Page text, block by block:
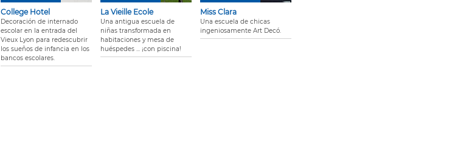
College Hotel
Decoración de internado
escolar en la entrada del
Vieux Lyon para redescubrir
los sueños de infancia en los
bancos escolares.
La Vieille Ecole
Una antigua escuela de
niñas transformada en
habitaciones y mesa de
huéspedes ... ¡con piscina!
Miss Clara
Una escuela de chicas
ingeniosamente Art Decó.